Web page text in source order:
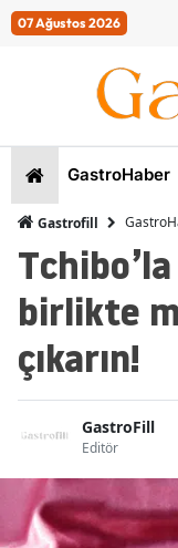
07 Ağustos 2026
GastroHaber
Gastrofill
birlikte
çıkarın!
GastroFill
Editör